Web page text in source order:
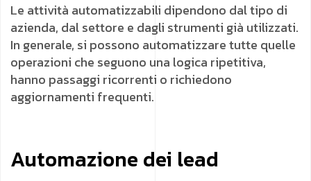
Le attività automatizzabili dipendono dal tipo di
azienda, dal settore e dagli strumenti già utilizzati.
In generale, si possono automatizzare tutte quelle
operazioni che seguono una logica ripetitiva,
hanno passaggi ricorrenti o richiedono
aggiornamenti frequenti.
Automazione dei lead